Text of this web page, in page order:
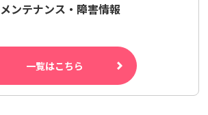
メンテナンス・障害情報
一覧はこちら